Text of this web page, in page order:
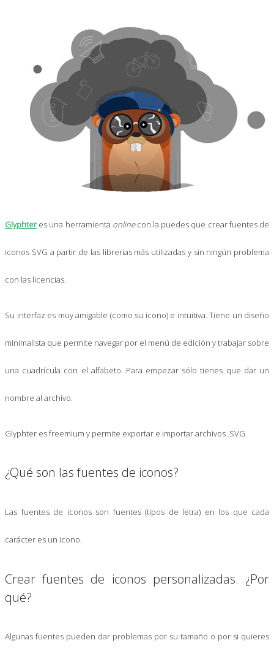
Glyphteres una herramienta onlinecon la puedes que crear fuentes de
iconos SVG a partir de las librerías más utilizadas y sin ningún problema
con las licencias.
Su interfaz es muy amigable (como su icono) e intuitiva. Tiene un diseño
minimalista que permite navegar por el menú de edición y trabajar sobre
una cuadrícula con el alfabeto. Para empezar sólo tienes que dar un
nombre al archivo.
Glyphter es freemium y permite exportar e importar archivos .SVG.
¿Qué son las fuentes de iconos?
Las fuentes de iconos son fuentes (tipos de letra) en los que cada
carácter es un icono.
Crear fuentes de iconos personalizadas. ¿Por
qué?
Algunas fuentes pueden dar problemas por su tamaño o por si quieres